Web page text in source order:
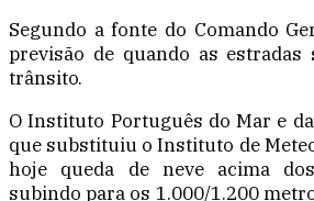
Segundo a fonte do Comando
previsão de quando as estradas
trânsito.
O Instituto Português do Mar e
que substituiu o Instituto de
hoje queda de neve acima
subindo para os 1.000/1.200